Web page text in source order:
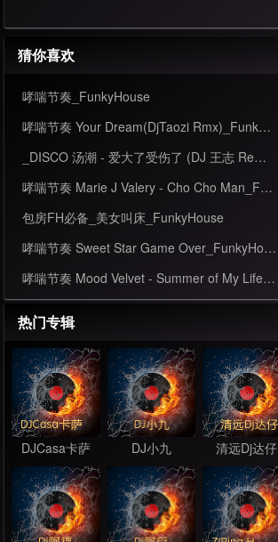
猜你喜欢
哮喘节奏_FunkyHouse
哮喘节奏 Your Dream(DjTaozi Rmx)_FunkyHouse
_DISCO 汤潮 - 爱大了受伤了 (DJ 王志 Remix)
哮喘节奏 Marie J Valery - Cho Cho Man_FunkyHouse
包房FH必备_美女叫床_FunkyHouse
哮喘节奏 Sweet Star Game Over_FunkyHouse
哮喘节奏 Mood Velvet - Summer of My Life_FunkyHouse
热门专辑
DJCasa卡萨 DJ小九 清远Dj达仔